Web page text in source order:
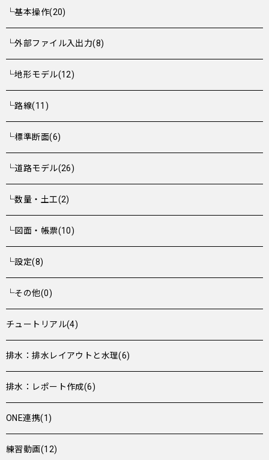
└基本操作(20)
└外部ファイル入出力(8)
└地形モデル(12)
└路線(11)
└標準断面(6)
└道路モデル(26)
└数量・土工(2)
└図面・帳票(10)
└設定(8)
└その他(0)
チュートリアル(4)
排水：排水レイアウトと水理(6)
排水：レポート作成(6)
ONE連携(1)
練習動画(12)